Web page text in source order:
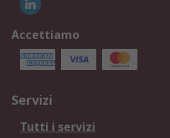
Accettiamo
Servizi
Tutti i servizi